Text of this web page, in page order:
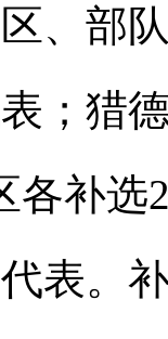
、部
； 猎
各补选
表。